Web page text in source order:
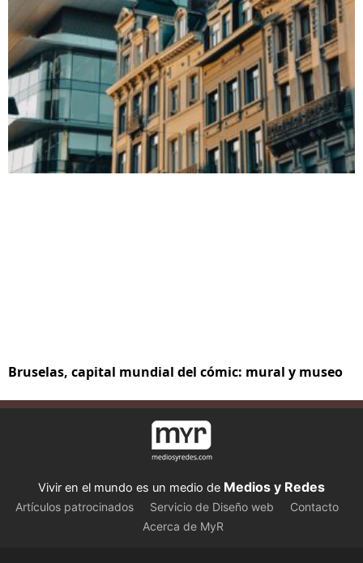
Bruselas, capital mundial del cómic: mural y museo
Vivir en el mundo es un medio de Medios y Redes
Artículos patrocinados Servicio de Diseño web
Contacto
Acerca de MyR